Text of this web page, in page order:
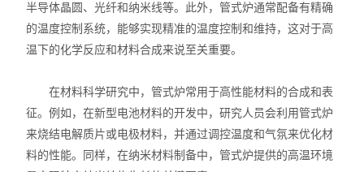
半导体晶圆、光纤和纳米线等。此外，管式炉通常配备有精确
的温度控制系统，能够实现精准的温度控制和维持，这对于高
温下的化学反应和材料合成来说至关重要。
在材料科学研究中，管式炉常用于高性能材料的合成和表
征。例如，在新型电池材料的开发中，研究人员会利用管式炉
来烧结电解质片或电极材料，并通过调控温度和气氛来优化材
料的性能。同样，在纳米材料制备中，管式炉提供的高温环境